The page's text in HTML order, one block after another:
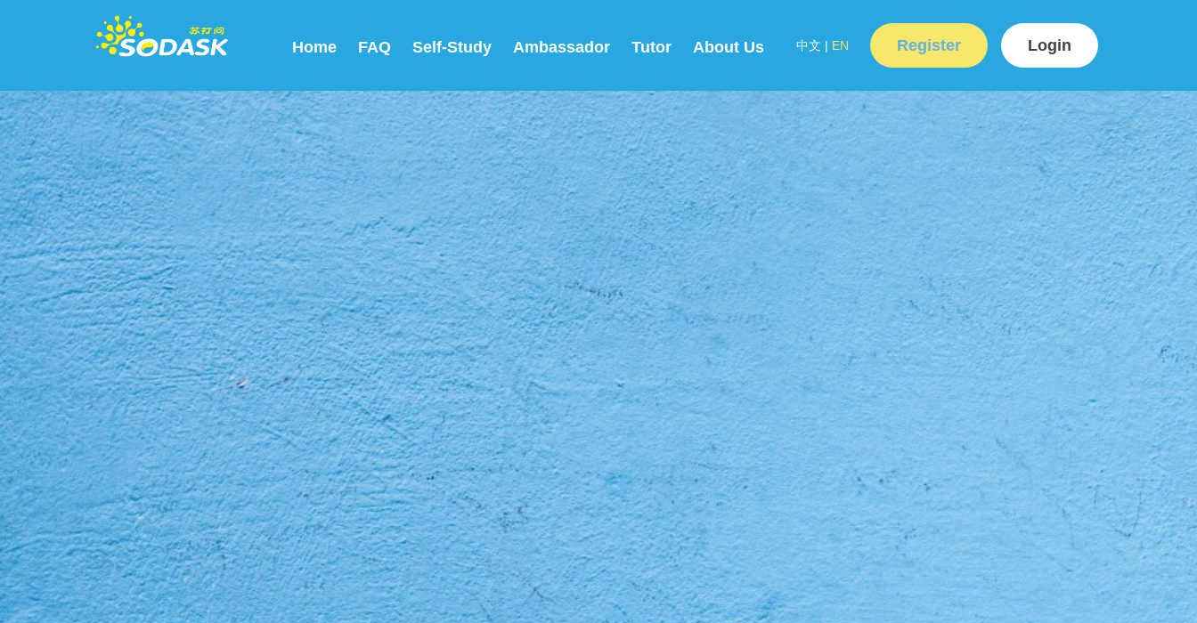
Home FAQ Self-Study Ambassador Tutor About Us Login
Register
中文 | EN